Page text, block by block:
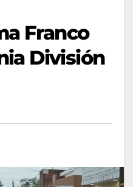
Franco
División